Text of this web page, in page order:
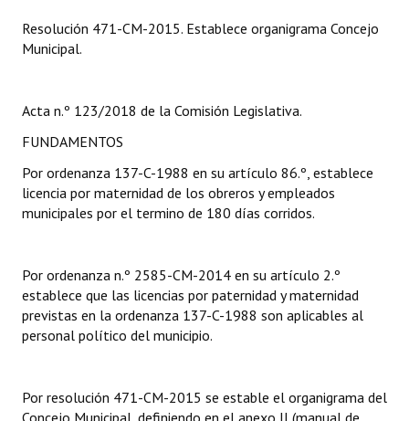
Organigrama
Informes de Gestión
Proyectos Presentados
Dictámenes Asesoría Letrada
Actas de Sesión
Ejecución Presupuestaria
Actas de Audiencias Públicas
Comunicaciones
Resolución 471-CM-2015. Establece organigrama Concejo
Municipal.
Acta n.º 123/2018 de la Comisión Legislativa.
FUNDAMENTOS
Por ordenanza 137-C-1988 en su artículo 86.º, establece
licencia por maternidad de los obreros y empleados
municipales por el termino de 180 días corridos.
Por ordenanza n.º 2585-CM-2014 en su artículo 2.º
establece que las licencias por paternidad y maternidad
previstas en la ordenanza 137-C-1988 son aplicables al
personal político del municipio.
Por resolución 471-CM-2015 se estable el organigrama del
Concejo Municipal, definiendo en el anexo II (manual de